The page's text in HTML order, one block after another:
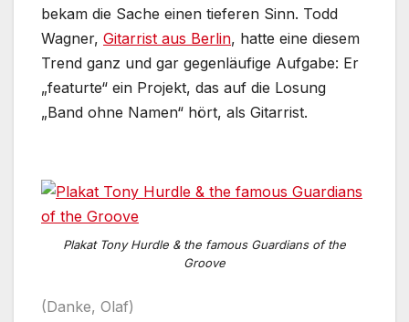
bekam die Sache einen tieferen Sinn. Todd
Wagner, Gitarrist aus Berlin, hatte eine diesem
Trend ganz und gar gegenläufige Aufgabe: Er
„featurte“ ein Projekt, das auf die Losung
„Band ohne Namen“ hört, als Gitarrist.
Plakat Tony Hurdle & the famous Guardians of the
Groove
(Danke, Olaf)